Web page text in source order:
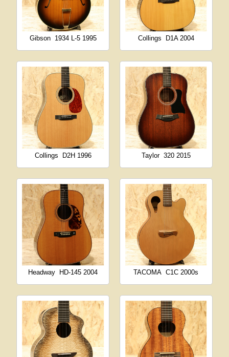
Gibson 1934 L-5 1995 Collings D1A 2004
Collings D2H 1996 Taylor 320 2015
Headway HD-145 2004 TACOMA C1C 2000s